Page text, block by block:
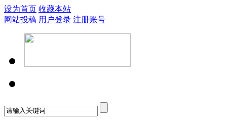
设为首页 收藏本站
网站投稿 用户登录 注册账号